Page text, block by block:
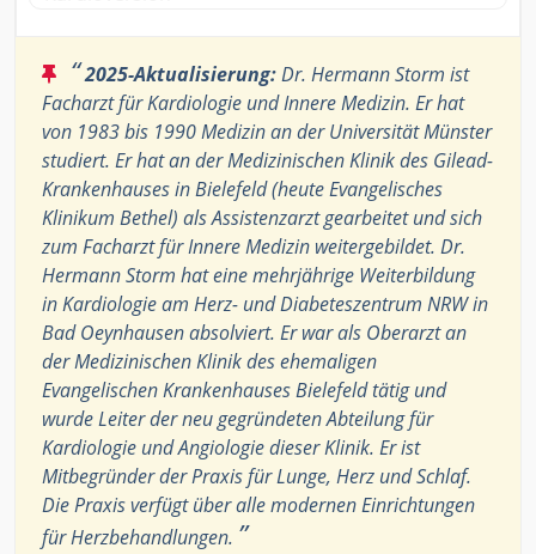
“2025-Aktualisierung:Dr. Hermann Storm ist
Facharzt für Kardiologie und Innere Medizin. Er hat
von 1983 bis 1990 Medizin an der Universität Münster
studiert. Er hat an der Medizinischen Klinik des Gilead-
Krankenhauses in Bielefeld (heute Evangelisches
Klinikum Bethel) als Assistenzarzt gearbeitet und sich
zum Facharzt für Innere Medizin weitergebildet. Dr.
Hermann Storm hat eine mehrjährige Weiterbildung
in Kardiologie am Herz- und Diabeteszentrum NRW in
Bad Oeynhausen absolviert. Er war als Oberarzt an
der Medizinischen Klinik des ehemaligen
Evangelischen Krankenhauses Bielefeld tätig und
wurde Leiter der neu gegründeten Abteilung für
Kardiologie und Angiologie dieser Klinik. Er ist
Mitbegründer der Praxis für Lunge, Herz und Schlaf.
Die Praxis verfügt über alle modernen Einrichtungen
für Herzbehandlungen. ”